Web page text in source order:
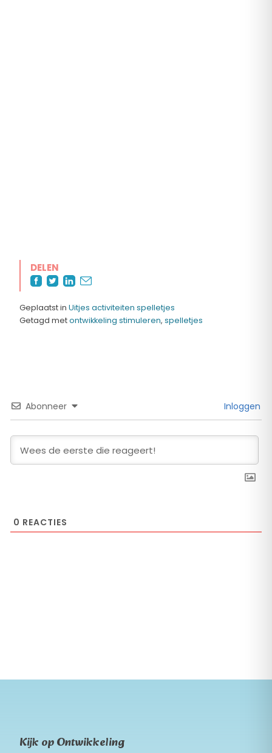
DELEN
Geplaatst in Uitjes activiteiten spelletjes
Getagd metontwikkeling stimuleren, spelletjes
Abonneer Inloggen
0 REACTIES
Kijk op Ontwikkeling